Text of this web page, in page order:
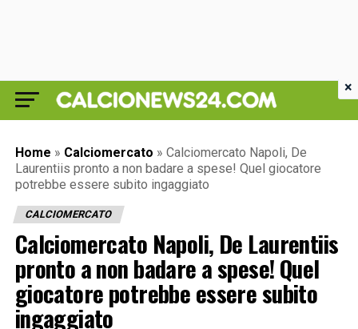
Home » Calciomercato » Calciomercato Napoli, De
Laurentiis pronto a non badare a spese! Quel giocatore
potrebbe essere subito ingaggiato
CALCIOMERCATO
Calciomercato Napoli, De Laurentiis
pronto a non badare a spese! Quel
giocatore potrebbe essere subito
ingaggiato
×